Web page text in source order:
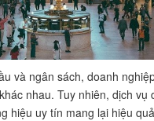
và ngân sách, doanh
nhau. Tuy nhiên, dịch vụ
hiệu uy tín mang lại hiệu